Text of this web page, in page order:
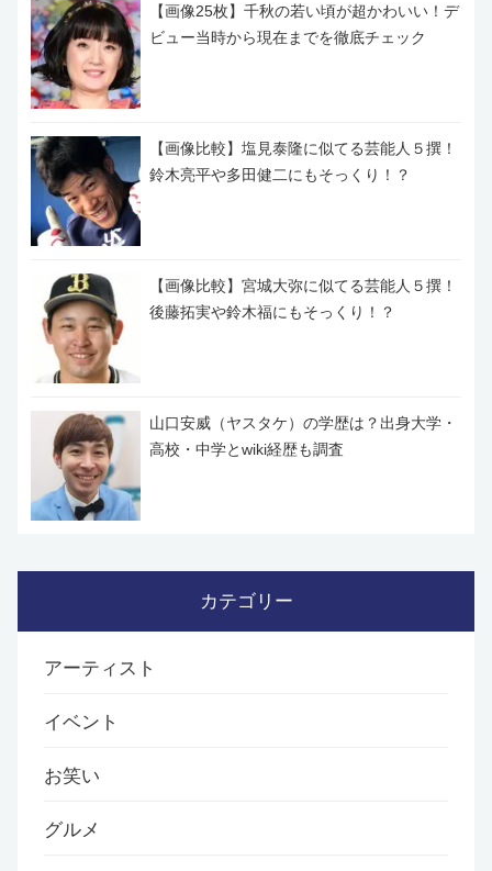
【画像25枚】千秋の若い頃が超かわいい！デ
ビュー当時から現在までを徹底チェック
【画像比較】塩見泰隆に似てる芸能人５撰！
鈴木亮平や多田健二にもそっくり！？
【画像比較】宮城大弥に似てる芸能人５撰！
後藤拓実や鈴木福にもそっくり！？
山口安威（ヤスタケ）の学歴は？出身大学・
高校・中学とwiki経歴も調査
カテゴリー
アーティスト
イベント
お笑い
グルメ